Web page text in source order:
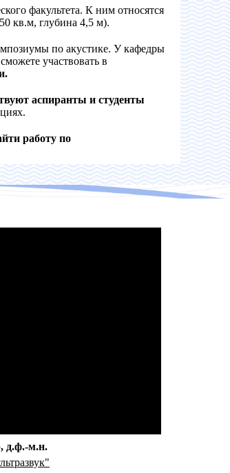
факультета. К ним относятся
кв.м, глубина 4,5 м).
по акустике. У кафедры
участвовать в
аспиранты и студенты
работу по
д.ф.-м.н.